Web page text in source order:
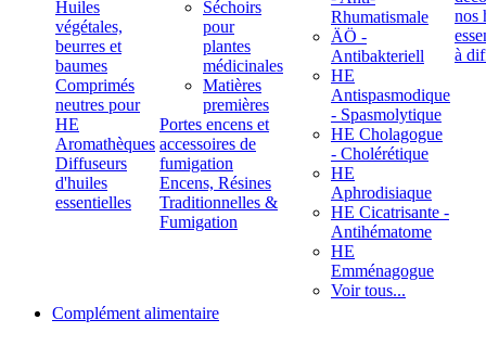
Huiles
végétales,
beurres et
baumes
Comprimés
neutres pour
HE
Aromathèques
Diffuseurs
d'huiles
essentielles
Séchoirs
pour
plantes
médicinales
Matières
premières
Portes encens et
accessoires de
fumigation
Encens, Résines
Traditionnelles &
Fumigation
Rhumatismale
ÄÖ -
Antibakteriell
HE
Antispasmodique
- Spasmolytique
HE Cholagogue
- Cholérétique
HE
Aphrodisiaque
HE Cicatrisante -
Antihématome
HE
Emménagogue
Voir tous...
Complément alimentaire